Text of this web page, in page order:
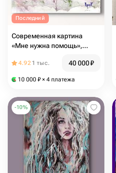
Последний
Современная картина
«Мне нужна помощь»,
картина в интерьер,
4.92 1 тыс. 40 000₽
10 000 ₽ × 4 платежа
-10%